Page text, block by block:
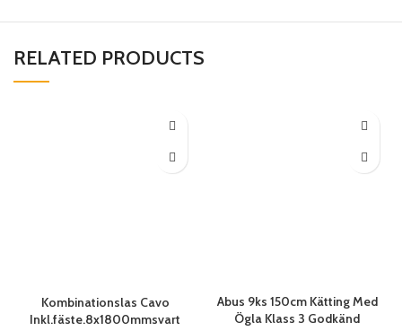
RELATED PRODUCTS
Kombinationslas Cavo
Inkl.fäste.8x1800mmsvart
Abus 9ks 150cm Kätting Med
Ögla Klass 3 Godkänd